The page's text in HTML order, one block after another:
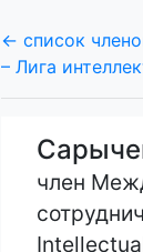
← список
– Лига
член